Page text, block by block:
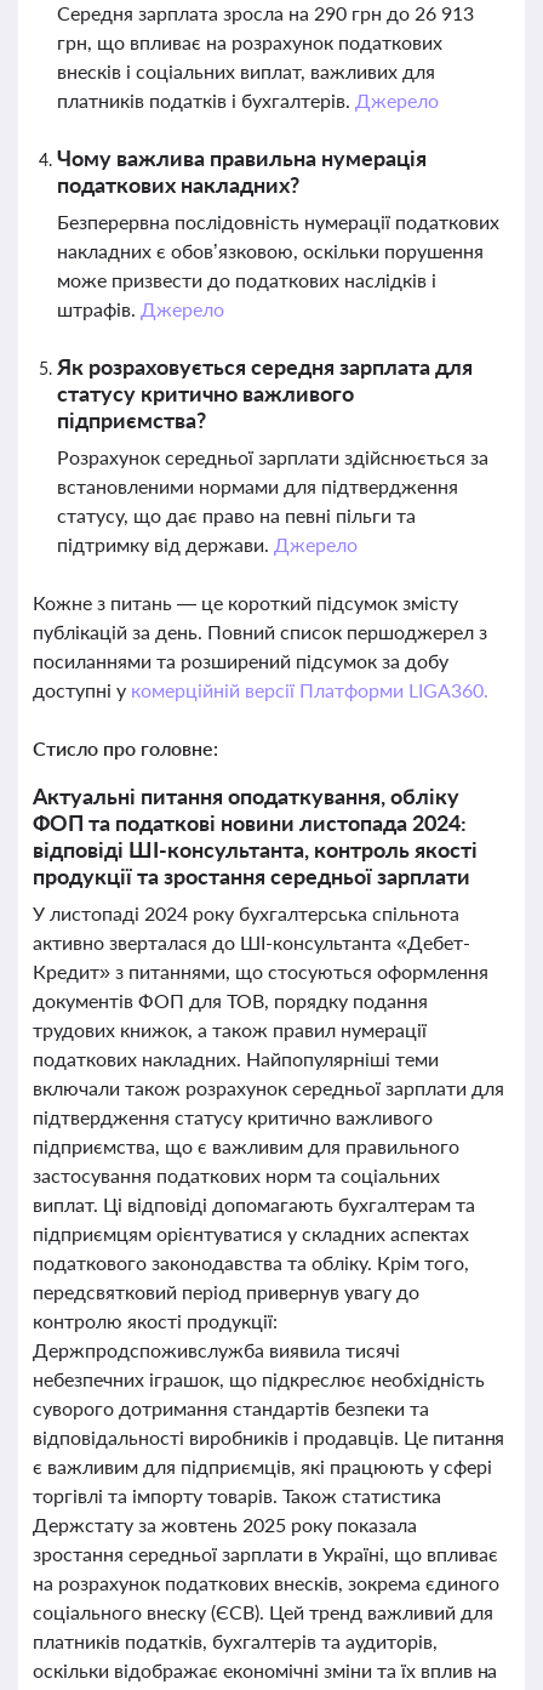
Середня зарплата зросла на 290 грн до 26 913
грн, що впливає на розрахунок податкових
внесків і соціальних виплат, важливих для
платників податків і бухгалтерів. Джерело
Чому важлива правильна нумерація
податкових накладних?
Безперервна послідовність нумерації податкових
накладних є обов’язковою, оскільки порушення
може призвести до податкових наслідків і
штрафів. Джерело
Як розраховується середня зарплата для
статусу критично важливого
підприємства?
Розрахунок середньої зарплати здійснюється за
встановленими нормами для підтвердження
статусу, що дає право на певні пільги та
підтримку від держави. Джерело
Кожне з питань — це короткий підсумок змісту
публікацій за день. Повний список першоджерел з
посиланнями та розширений підсумок за добу
доступні у комерційній версії Платформи LIGA360.
Стисло про головне:
Актуальні питання оподаткування, обліку
ФОП та податкові новини листопада 2024:
відповіді ШІ-консультанта, контроль якості
продукції та зростання середньої зарплати
У листопаді 2024 року бухгалтерська спільнота
активно зверталася до ШІ-консультанта «Дебет-
Кредит» з питаннями, що стосуються оформлення
документів ФОП для ТОВ, порядку подання
трудових книжок, а також правил нумерації
податкових накладних. Найпопулярніші теми
включали також розрахунок середньої зарплати для
підтвердження статусу критично важливого
підприємства, що є важливим для правильного
застосування податкових норм та соціальних
виплат. Ці відповіді допомагають бухгалтерам та
підприємцям орієнтуватися у складних аспектах
податкового законодавства та обліку. Крім того,
передсвятковий період привернув увагу до
контролю якості продукції:
Держпродспоживслужба виявила тисячі
небезпечних іграшок, що підкреслює необхідність
суворого дотримання стандартів безпеки та
відповідальності виробників і продавців. Це питання
є важливим для підприємців, які працюють у сфері
торгівлі та імпорту товарів. Також статистика
Держстату за жовтень 2025 року показала
зростання середньої зарплати в Україні, що впливає
на розрахунок податкових внесків, зокрема єдиного
соціального внеску (ЄСВ). Цей тренд важливий для
платників податків, бухгалтерів та аудиторів,
оскільки відображає економічні зміни та їх вплив на